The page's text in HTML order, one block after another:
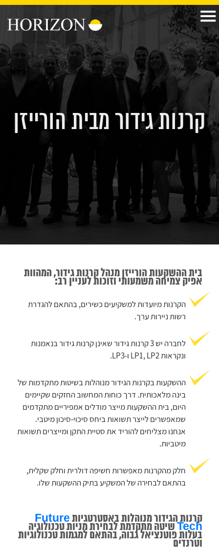
קרנות גידור מבית הורייזן
בית ההשקעות הורייזן מנהל קרנות גידור, המהוות
אפיק צמיחה משמעותי וזוכות לעניין רב:
הקרנות מיועדות למשקיעים כשירים, בהתאם להגדרת
רשות ניירות ערך.
לחברה יש 3 קרנות גידור שאינן קרנות גידור בנאמנות
ונקראות LP1, LP2 ו-LP3.
ההשקעות בקרנות הגידור מנוהלות בשיטות מתקדמות של
בינה מלאכותית. דרך כוחות המחשוב החזקים שקיימים
היום, בית ההשקעות מייצר מודלים אמפיריים מתקדמים
שמאפשרים לייצר תשואות ביחס סיכוי-סיכון מיטבי.
אנחנו מצליחים להוריד את סטיית התקן ומייצרים תשואות
מיטביות.
חלק מהקרנות מאפשרות חשיפה דולרית וחלק שקלית,
בהתאם לבחירה של המשקיע בתיק ההשקעות שלו.
קרנות הגידור מנוהלות באסטרטגיותFuture
Techשיטה מתקדמת לבחירת מניות טכנולוגיה
בעלות פוטנציאל גבוה, בהתאם למגמות טכנולוגיות
וטרנדים